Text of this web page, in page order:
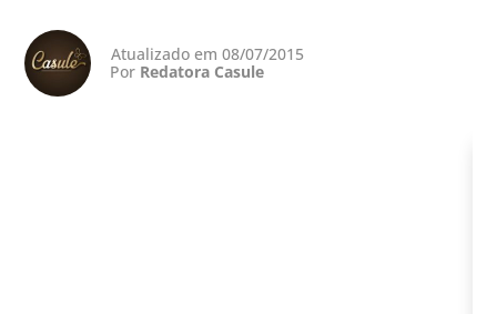
Atualizado em 08/07/2015
Por Redatora Casule